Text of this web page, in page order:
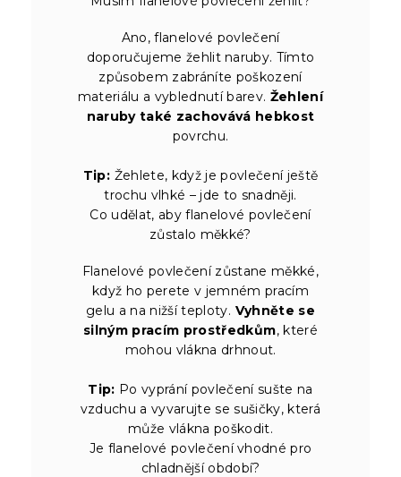
Ano, flanelové povlečení
doporučujeme žehlit naruby. Tímto
způsobem zabráníte poškození
materiálu a vyblednutí barev. Žehlení
naruby také zachovává hebkost
povrchu.
Tip: Žehlete, když je povlečení ještě
trochu vlhké – jde to snadněji.
Co udělat, aby flanelové povlečení
zůstalo měkké?
Flanelové povlečení zůstane měkké,
když ho perete v jemném pracím
gelu a na nižší teploty. Vyhněte se
silným pracím prostředkům, které
mohou vlákna drhnout.
Tip: Po vyprání povlečení sušte na
vzduchu a vyvarujte se sušičky, která
může vlákna poškodit.
Je flanelové povlečení vhodné pro
chladnější období?